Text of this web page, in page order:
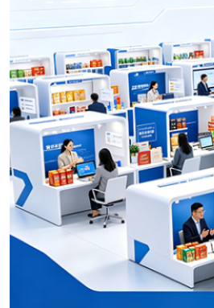
Slovenian
Somali
Samoan
Scots Gaelic
Shona
Sindhi
Sundanese
Swahili
Tajik
Tamil
Telugu
Thai
Ukrainian
Urdu
Uzbek
Vietnamese